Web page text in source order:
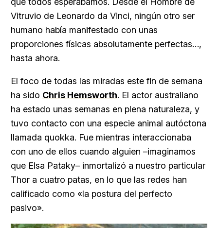
Vitruvio de Leonardo da Vinci, ningún otro ser
humano había manifestado con unas
proporciones físicas absolutamente perfectas…,
hasta ahora.
El foco de todas las miradas este fin de semana
ha sido Chris Hemsworth. El actor australiano
ha estado unas semanas en plena naturaleza, y
tuvo contacto con una especie animal autóctona
llamada quokka. Fue mientras interaccionaba
con uno de ellos cuando alguien –imaginamos
que Elsa Pataky– inmortalizó a nuestro particular
Thor a cuatro patas, en lo que las redes han
calificado como «la postura del perfecto
pasivo».